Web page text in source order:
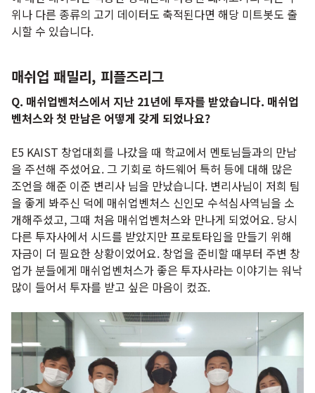
위나 다른 종류의 고기 데이터도 축적된다면 해당 미트봇도 출
시할 수 있습니다.
매쉬업 패밀리, 피플즈리그
Q. 매쉬업벤처스에서 지난 21년에 투자를 받았습니다. 매쉬업
벤처스와 첫 만남은 어떻게 갖게 되었나요?
E5 KAIST 창업대회를 나갔을 때 학교에서 멘토님들과의 만남
을 주선해 주셨어요. 그 기회로 하드웨어 특허 등에 대해 많은
조언을 해준 이준 변리사 님을 만났습니다. 변리사님이 저희 팀
을 좋게 봐주신 덕에 매쉬업벤처스 신인모 수석심사역님을 소
개해주셨고, 그때 처음 매쉬업벤처스와 만나게 되었어요. 당시
다른 투자사에서 시드를 받았지만 프로토타입을 만들기 위해
자금이 더 필요한 상황이었어요. 창업을 준비할 때부터 주변 창
업가 분들에게 매쉬업벤처스가 좋은 투자사라는 이야기는 워낙
많이 들어서 투자를 받고 싶은 마음이 컸죠.